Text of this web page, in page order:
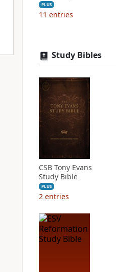
PLUS
11 entries
Study Bibles
CSB Tony Evans
Study Bible
PLUS
2 entries